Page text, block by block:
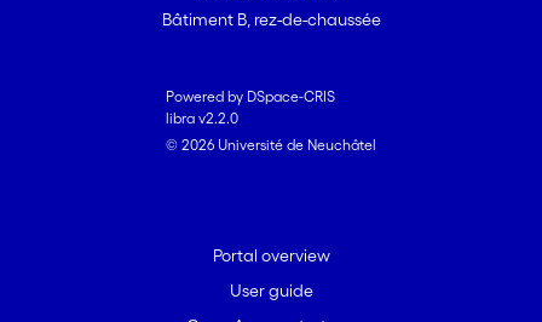
Bâtiment B, rez-de-chaussée
Powered by DSpace-CRIS
libra v2.2.0
© 2026 Université de Neuchâtel
Portal overview
User guide